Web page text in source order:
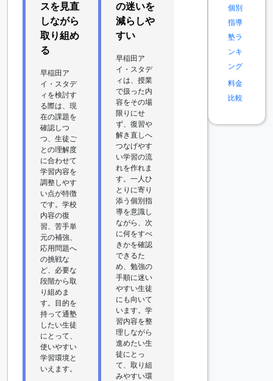
スを見直
しながら
取り組め
る
早稲田ア
イ・スタデ
ィを検討す
る際は、現
在の課題を
確認しつ
つ、生徒ご
との理解度
に合わせて
学習内容を
調整しやす
い点が特徴
です。学校
内容の復
習、苦手単
元の補強、
応用問題へ
の挑戦な
ど、必要な
段階から取
り組めま
す。目的を
持って通塾
したい生徒
にとって、
使いやすい
学習環境と
いえます。
の迷いを
減らしや
すい
早稲田ア
イ・スタデ
ィは、授業
で扱った内
容をその場
限りにせ
ず、復習や
解き直しへ
つなげやす
い学習の流
れを作れま
す。一人ひ
とりに寄り
添う個別指
導を意識し
ながら、次
に何をすべ
きかを確認
できるた
め、勉強の
手順に迷い
やすい生徒
にも向いて
います。学
習内容を整
理しながら
進めたい生
徒にとっ
て、取り組
みやすい環
個別
指導
塾ラ
ンキ
ング
料金
比較